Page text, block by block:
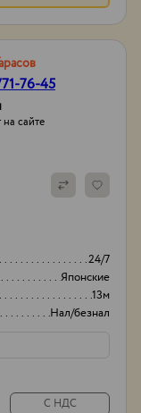
76-45
на сайте
24/7
Японские
13м
Нал/безнал
С НДС